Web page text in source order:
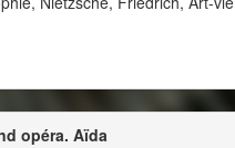
opéra. Aïda